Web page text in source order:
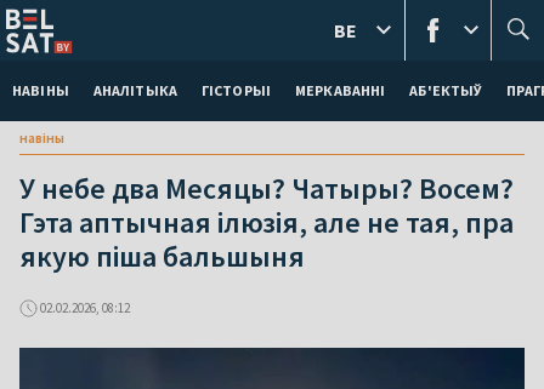
НАВІНЫ АНАЛІТЫКА ГІСТОРЫІ МЕРКАВАННI АБ'ЕКТЫЎ
BE
навіны
У небе два Месяцы? Чатыры? Восем?
Гэта аптычная ілюзія, але не тая, пра
якую піша бальшыня
02.02.2026, 08:12